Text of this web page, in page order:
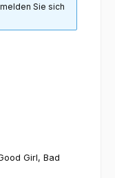
Sie sich